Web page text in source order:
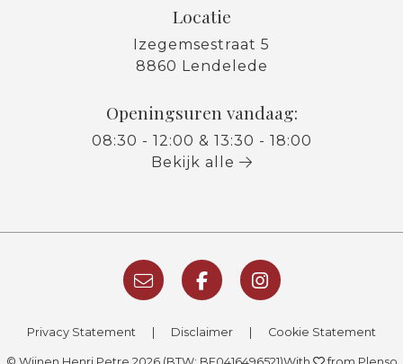
Locatie
Izegemsestraat 5
8860 Lendelede
Openingsuren vandaag:
08:30 - 12:00 & 13:30 - 18:00
Bekijk alle
Privacy Statement Disclaimer Cookie Statement